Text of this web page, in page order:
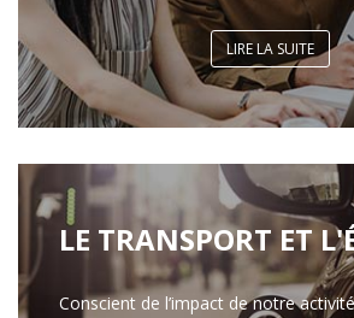
LIRE LA SUITE
LE TRANSPORT ET
Conscient de l’impact de notre